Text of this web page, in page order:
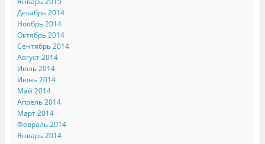
Декабрь 2014
Ноябрь 2014
Октябрь 2014
Сентябрь 2014
Август 2014
Июль 2014
Июнь 2014
Май 2014
Апрель 2014
Март 2014
Февраль 2014
Январь 2014